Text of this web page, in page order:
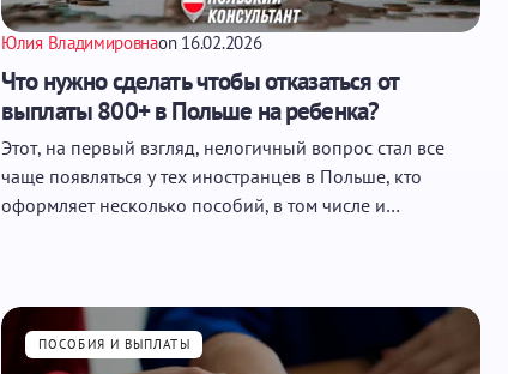
Юлия Владимировнаon 16.02.2026
Что нужно сделать чтобы отказаться от
выплаты 800+ в Польше на ребенка?
Этот, на первый взгляд, нелогичный вопрос стал все
чаще появляться у тех иностранцев в Польше, кто
оформляет несколько пособий, в том числе и…
ПОСОБИЯ И ВЫПЛАТЫ